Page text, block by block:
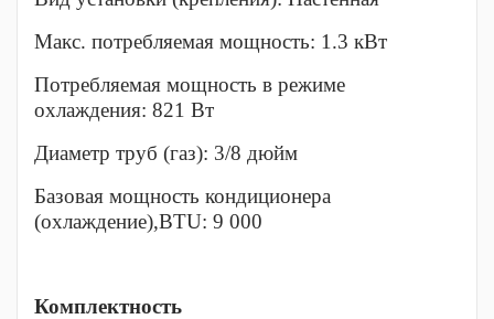
Макс. потребляемая мощность: 1.3 кВт
Потребляемая мощность в режиме
охлаждения: 821 Вт
Диаметр труб (газ): 3/8 дюйм
Базовая мощность кондиционера
(охлаждение),BTU: 9 000
Комплектность